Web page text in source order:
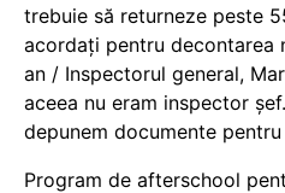
trebuie să returneze peste
acordați pentru decontarea
an / Inspectorul general,
aceea nu eram inspector
depunem documente
Program de afterschool